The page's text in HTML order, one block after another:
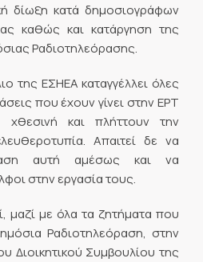
δίωξη κατά δημοσιογράφων
καθώς και κατάργηση της
Ραδιοτηλεόρασης.
της ΕΣΗΕΑ καταγγέλλει όλες
που έχουν γίνει στην ΕΡΤ
και πλήττουν την
Απαιτεί δε να
αυτή αμέσως και να
στην εργασία τους.
μαζί με όλα τα ζητήματα που
Ραδιοτηλεόραση, στην
Διοικητικού Συμβουλίου της